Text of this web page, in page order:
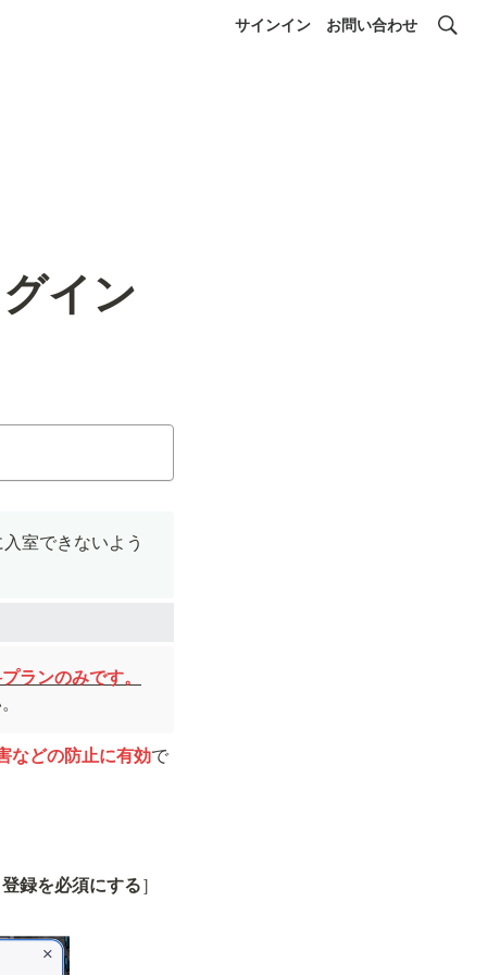
サインイン お問い合わせ
イン
室できないよう
などの防止に有効で
録を必須にする］